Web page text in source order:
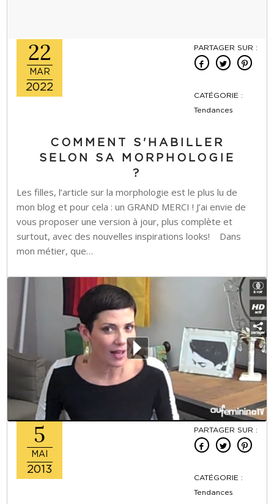
22
MAR
2022
PARTAGER SUR :
CATÉGORIE :
Tendances
COMMENT S'HABILLER
SELON SA MORPHOLOGIE
?
Les filles, l’article sur la morphologie est le plus lu de
mon blog et pour cela : un GRAND MERCI ! J’ai envie de
vous proposer une version à jour, plus complète et
surtout, avec des nouvelles inspirations looks! Dans
mon métier, que…
5
MAI
2013
PARTAGER SUR :
CATÉGORIE :
Tendances